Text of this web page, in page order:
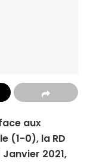
aux
(1-0), la RD
2021,